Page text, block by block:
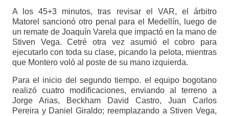
A los 45+3 minutos, tras revisar el VAR, el árbitro
Matorel sancionó otro penal para el Medellín, luego de
un remate de Joaquín Varela que impactó en la mano de
Stiven Vega. Cetré otra vez asumió el cobro para
ejecutarlo con toda su clase, picando la pelota, mientras
que Montero voló al poste de su mano izquierda.
Para el inicio del segundo tiempo. el equipo bogotano
realizó cuatro modificaciones, enviando al terreno a
Jorge Arias, Beckham David Castro, Juan Carlos
Pereira y Daniel Giraldo; reemplazando a Stiven Vega,